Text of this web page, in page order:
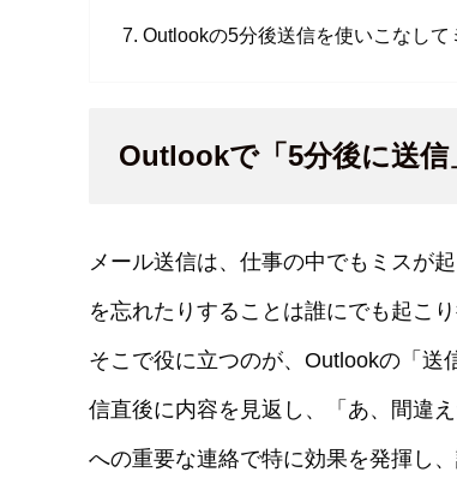
Outlookの5分後送信を使いこなして
Outlookで「5分後に送信
メール送信は、仕事の中でもミスが
を忘れたりすることは誰にでも起こり
そこで役に立つのが、Outlookの「送
信直後に内容を見返し、「あ、間違
への重要な連絡で特に効果を発揮し